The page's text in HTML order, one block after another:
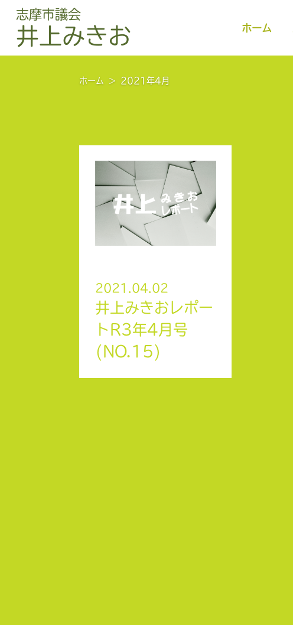
志摩市議会
井上みきお ホーム
ホーム 2021年4月
2021.04.02
井上みきおレポー
トR3年4月号
(NO.15)